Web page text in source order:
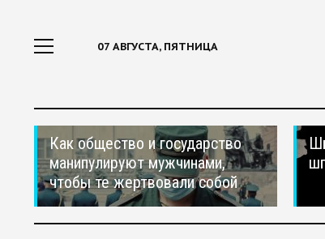
07 АВГУСТА, ПЯТНИЦА
Как общество и государство
манипулируют мужчинами,
чтобы те жертвовали собой